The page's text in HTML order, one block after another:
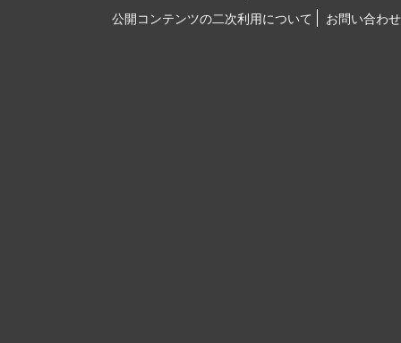
公開コンテンツの二次利用について
お問い合わせ